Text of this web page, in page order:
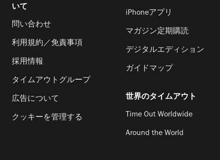
いて
問い合わせ
利用規約／免責事項
採用情報
タイムアウトグループ
広告について
クッキーを管理する
iPhoneアプリ
マガジン定期購読
デジタルエディション
ガイドマップ
世界のタイムアウト
Time Out Worldwide
Around the World